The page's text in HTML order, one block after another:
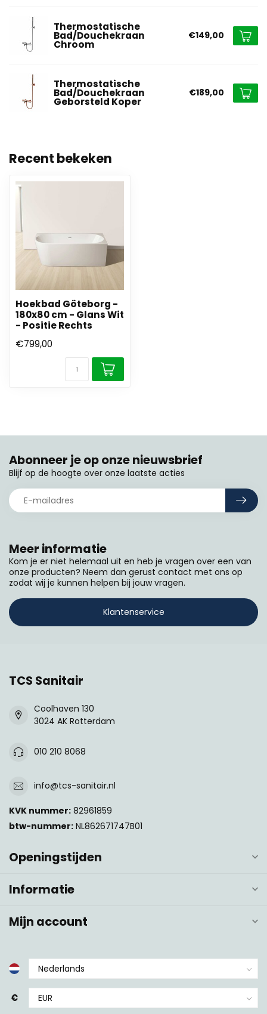
Thermostatische
Bad/Douchekraan
Chroom
€149,00
Thermostatische
Bad/Douchekraan
Geborsteld Koper
€189,00
Recent bekeken
Hoekbad Göteborg -
180x80 cm - Glans Wit
- Positie Rechts
€799,00
Meer informatie
Kom je er niet helemaal uit en heb je vragen over een van
onze producten? Neem dan gerust contact met ons op
zodat wij je kunnen helpen bij jouw vragen.
Klantenservice
Abonneer je op onze nieuwsbrief
Blijf op de hoogte over onze laatste acties
TCS Sanitair
Coolhaven 130
3024 AK Rotterdam
010 210 8068
info@tcs-sanitair.nl
KVK nummer: 82961859
btw-nummer: NL862671747B01
Openingstijden
Informatie
Mijn account
€